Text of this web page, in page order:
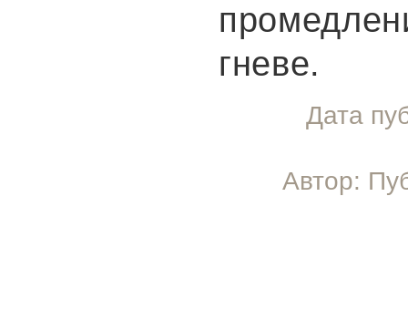
гневе.
Дата
Автор: